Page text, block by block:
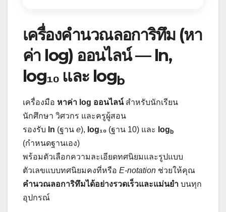
เครื่องคำนวณลอการิทึม (หา
ค่า log) ออนไลน์ — ln,
log₁₀ และ logb
เครื่องมือ หาค่า log ออนไลน์สำหรับนักเรียน
นักศึกษา วิศวกร และครูผู้สอน
รองรับ ln (ฐาน e), log₁₀ (ฐาน 10) และ log b
(กำหนดฐานเอง)
พร้อมตัวเลือกความละเอียดทศนิยมและรูปแบบ
ตัวเลขแบบทศนิยมคงที่หรือ E-notation ช่วยให้คุณ
คำนวณลอการิทึมได้อย่างรวดเร็วและแม่นยำ บนทุก
อุปกรณ์